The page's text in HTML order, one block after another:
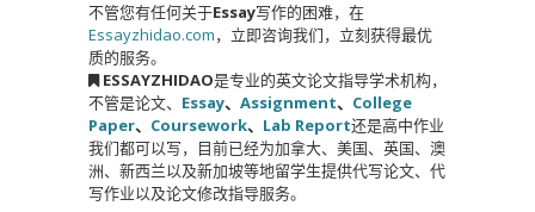
不管您有任何关于Essay写作的困难，在
Essayzhidao.com，立即咨询我们，立刻获得最优
质的服务。
ESSAYZHIDAO是专业的英文论文指导学术机构，
不管是论文、 Essay、 Assignment、 College
Paper、 Coursework、 Lab Report还是高中作业
我们都可以写，目前已经为加拿大、美国、英国、澳
洲、新西兰以及新加坡等地留学生提供代写论文、代
写作业以及论文修改指导服务。